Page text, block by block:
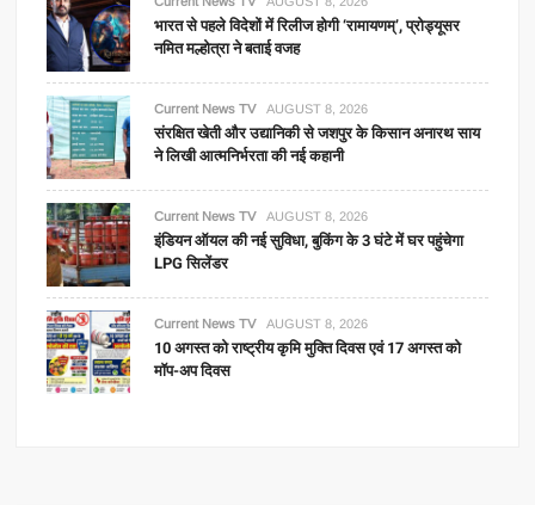
भारत से पहले विदेशों में रिलीज होगी ‘रामायणम्’, प्रोड्यूसर
नमित मल्होत्रा ने बताई वजह
Current News TV AUGUST 8, 2026
संरक्षित खेती और उद्यानिकी से जशपुर के किसान अनारथ साय
ने लिखी आत्मनिर्भरता की नई कहानी
Current News TV AUGUST 8, 2026
इंडियन ऑयल की नई सुविधा, बुकिंग के 3 घंटे में घर पहुंचेगा
LPG सिलेंडर
Current News TV AUGUST 8, 2026
10 अगस्त को राष्ट्रीय कृमि मुक्ति दिवस एवं 17 अगस्त को
मॉप-अप दिवस